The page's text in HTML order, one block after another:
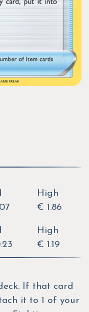
High
€ 1.86
High
€ 1.19
If that card
it to 1 of your